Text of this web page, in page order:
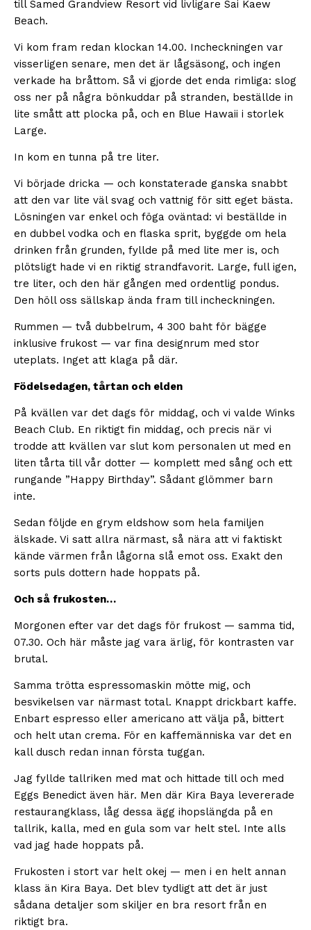
till Samed Grandview Resort vid livligare Sai Kaew
Beach.
Vi kom fram redan klockan 14.00. Incheckningen var
visserligen senare, men det är lågsäsong, och ingen
verkade ha bråttom. Så vi gjorde det enda rimliga: slog
oss ner på några bönkuddar på stranden, beställde in
lite smått att plocka på, och en Blue Hawaii i storlek
Large.
In kom en tunna på tre liter.
Vi började dricka — och konstaterade ganska snabbt
att den var lite väl svag och vattnig för sitt eget bästa.
Lösningen var enkel och föga oväntad: vi beställde in
en dubbel vodka och en flaska sprit, byggde om hela
drinken från grunden, fyllde på med lite mer is, och
plötsligt hade vi en riktig strandfavorit. Large, full igen,
tre liter, och den här gången med ordentlig pondus.
Den höll oss sällskap ända fram till incheckningen.
Rummen — två dubbelrum, 4 300 baht för bägge
inklusive frukost — var fina designrum med stor
uteplats. Inget att klaga på där.
Födelsedagen, tårtan och elden
På kvällen var det dags för middag, och vi valde Winks
Beach Club. En riktigt fin middag, och precis när vi
trodde att kvällen var slut kom personalen ut med en
liten tårta till vår dotter — komplett med sång och ett
rungande ”Happy Birthday”. Sådant glömmer barn
inte.
Sedan följde en grym eldshow som hela familjen
älskade. Vi satt allra närmast, så nära att vi faktiskt
kände värmen från lågorna slå emot oss. Exakt den
sorts puls dottern hade hoppats på.
Och så frukosten…
Morgonen efter var det dags för frukost — samma tid,
07.30. Och här måste jag vara ärlig, för kontrasten var
brutal.
Samma trötta espressomaskin mötte mig, och
besvikelsen var närmast total. Knappt drickbart kaffe.
Enbart espresso eller americano att välja på, bittert
och helt utan crema. För en kaffemänniska var det en
kall dusch redan innan första tuggan.
Jag fyllde tallriken med mat och hittade till och med
Eggs Benedict även här. Men där Kira Baya levererade
restaurangklass, låg dessa ägg ihopslängda på en
tallrik, kalla, med en gula som var helt stel. Inte alls
vad jag hade hoppats på.
Frukosten i stort var helt okej — men i en helt annan
klass än Kira Baya. Det blev tydligt att det är just
sådana detaljer som skiljer en bra resort från en
riktigt bra.